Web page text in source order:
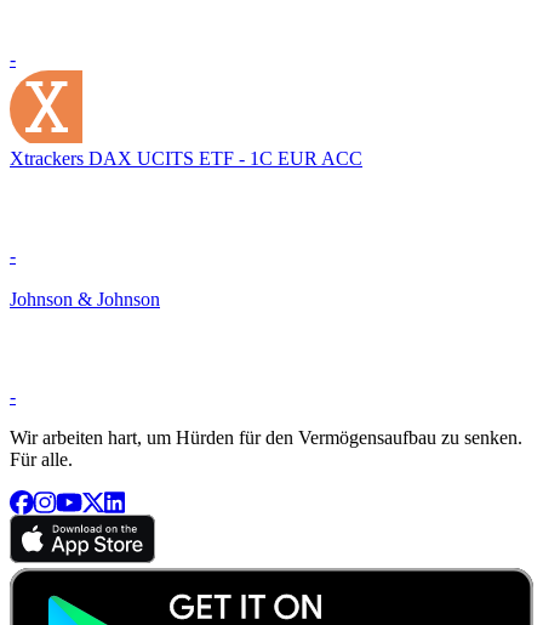
-
Xtrackers DAX UCITS ETF - 1C EUR ACC
-
Johnson & Johnson
-
Wir arbeiten hart, um Hürden für den Vermögensaufbau zu senken.
Für alle.